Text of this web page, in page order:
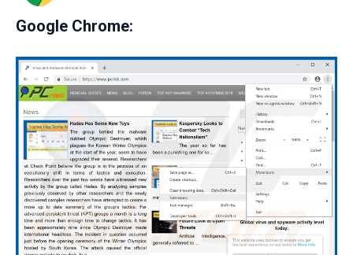
Google Chrome: